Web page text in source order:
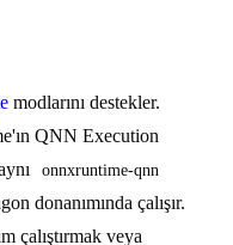
modlarını destekler.
QNN Execution
onnxruntime-qnn
donanımında çalışır.
çalıştırmak veya